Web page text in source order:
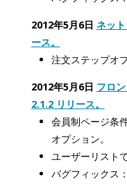
2012年5月6日 ネッ
ース。
注文ステップオ
2012年5月6日 フロ
2.1.2 リリース。
会員制ページ条
オプション。
ユーザーリスト
バグフィックス